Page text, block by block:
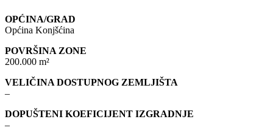
OPĆINA/GRAD
Općina Konjšćina
POVRŠINA ZONE
200.000 m²
VELIČINA DOSTUPNOG ZEMLJIŠTA
–
DOPUŠTENI KOEFICIJENT IZGRADNJE
–